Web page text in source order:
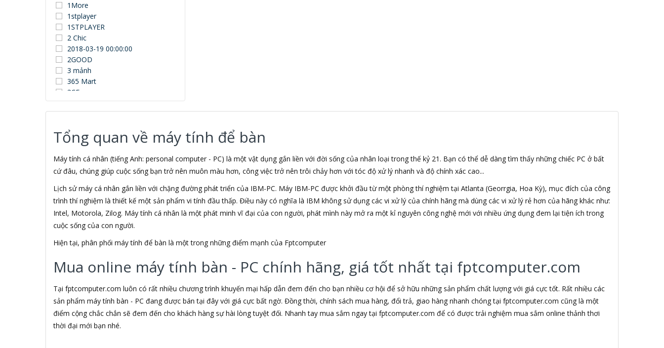
1More
1stplayer
1STPLAYER
2 Chic
2018-03-19 00:00:00
2GOOD
3 mảnh
365 Mart
3CE
3Dconnexion
3DUN
3M
3NOD
3OneData
4D
5ASYSTEMS
7Gift Shop
8848
A 100+
A Bonne
A Brand
A & T
Aardvark
Abel
Abo
ACASIS
Acatel
Acbel
Tổng quan về máy tính để bàn
Máy tính cá nhân (tiếng Anh: personal computer - PC) là một vật dụng gắn liền với đời sống của nhân loại trong thế kỷ 21. Bạn có thể dễ dàng tìm thấy những chiếc PC ở bất
cứ đâu, chúng giúp cuộc sống bạn trở nên muôn màu hơn, công việc trở nên trôi chảy hơn với tóc độ xử lý nhanh và độ chính xác cao...
Lịch sử máy cá nhân gắn liền với chặng đường phát triển của IBM-PC. Máy IBM-PC được khởi đầu từ một phòng thí nghiệm tại Atlanta (Georrgia, Hoa Kỳ), mục đích của công
trình thí nghiệm là thiết kế một sản phẩm vi tính đầu thấp. Điều này có nghĩa là IBM không sử dụng các vi xử lý của chính hãng mà dùng các vi xử lý rẻ hơn của hãng khác như:
Intel, Motorola, Zilog. Máy tính cá nhân là một phát minh vĩ đại của con người, phát mình này mở ra một kỉ nguyên công nghệ mới với nhiều ứng dụng đem lại tiện ích trong
cuộc sống của con người.
Hiện tại, phân phối máy tính để bàn là một trong những điểm mạnh của Fptcomputer
Mua online máy tính bàn - PC chính hãng, giá tốt nhất tại fptcomputer.com
Tại fptcomputer.com luôn có rất nhiều chương trình khuyến mại hấp dẫn đem đến cho bạn nhiều cơ hội để sở hữu những sản phẩm chất lượng với giá cực tốt. Rất nhiều các
sản phẩm máy tính bàn - PC đang được bán tại đây với giá cực bất ngờ. Đồng thời, chính sách mua hàng, đổi trả, giao hàng nhanh chóng tại fptcomputer.com cũng là một
điểm cộng chắc chắn sẽ đem đến cho khách hàng sự hài lòng tuyệt đối. Nhanh tay mua sắm ngay tại fptcomputer.com để có được trải nghiệm mua sắm online thảnh thơi
thời đại mới bạn nhé.